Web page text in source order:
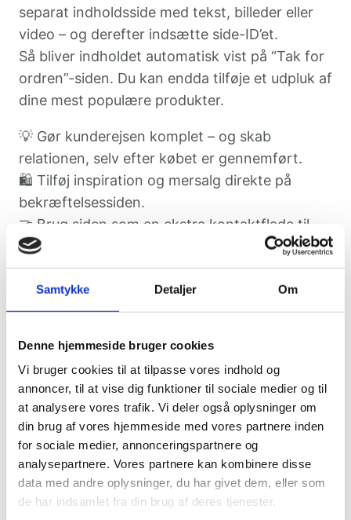
Samtykke Detaljer Om
Denne hjemmeside bruger cookies
Vi bruger cookies til at tilpasse vores indhold og
annoncer, til at vise dig funktioner til sociale medier og til
at analysere vores trafik. Vi deler også oplysninger om
din brug af vores hjemmeside med vores partnere inden
for sociale medier, annonceringspartnere og
analysepartnere. Vores partnere kan kombinere disse
data med andre oplysninger, du har givet dem, eller som
de har indsamlet fra din brug af deres tjenester.
separat indholdsside med tekst, billeder eller
video – og derefter indsætte side-ID’et.
Så bliver indholdet automatisk vist på “Tak for
ordren”-siden. Du kan endda tilføje et udpluk af
dine mest populære produkter.
💡 Gør kunderejsen komplet – og skab
relationen, selv efter købet er gennemført.
🛍️ Tilføj inspiration og mersalg direkte på
bekræftelsessiden.
🤝 Brug siden som en ekstra kontaktflade til
dine loyale kunder.
🎬 Videoindstillinger
Giv dine sider liv med video
MedVideoindstillingerkan du indsætte en
video i toppen af enhver indholdsside – fx
forsiden, en landingsside eller en
brandpræsentation.
Du kan tilføje tekst, logo og link som overlay,
så videoen bliver en aktiv del af din